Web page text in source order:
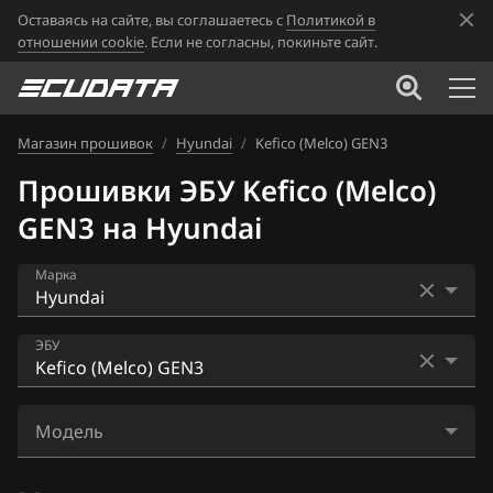
Оставаясь на сайте, вы соглашаетесь с Политикой в
отношении cookie. Если не согласны, покиньте сайт.
Магазин прошивок / Hyundai / Kefico (Melco) GEN3
Прошивки ЭБУ Kefico (Melco)
GEN3 на Hyundai
Марка
Acura
Alfa Romeo
ATLAS
ЭБУ
Bosch EDC17C57
Модель